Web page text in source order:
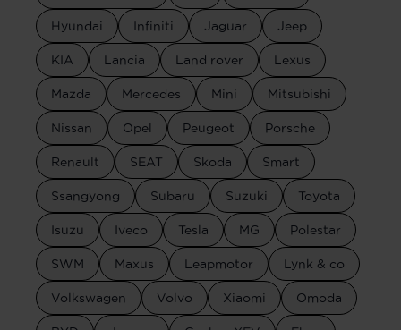
Hyundai Infiniti Jaguar Jeep
KIA Lancia Land rover Lexus
Mazda Mercedes Mini Mitsubishi
Nissan Opel Peugeot Porsche
Renault SEAT Skoda Smart
Ssangyong Subaru Suzuki Toyota
Isuzu Iveco Tesla MG Polestar
SWM Maxus Leapmotor Lynk & co
Volkswagen Volvo Xiaomi Omoda